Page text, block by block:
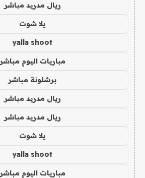
ريال مدريد مباشر
يلا شوت
yalla shoot
مباريات اليوم مباشر
برشلونة مباشر
ريال مدريد مباشر
ريال مدريد مباشر
يلا شوت
yalla shoot
مباريات اليوم مباشر